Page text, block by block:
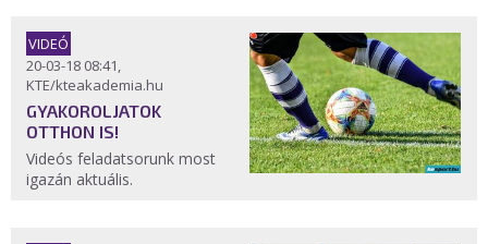
VIDEÓ
20-03-18 08:41,
KTE/kteakademia.hu
GYAKOROLJATOK
OTTHON IS!
Videós feladatsorunk most
igazán aktuális.